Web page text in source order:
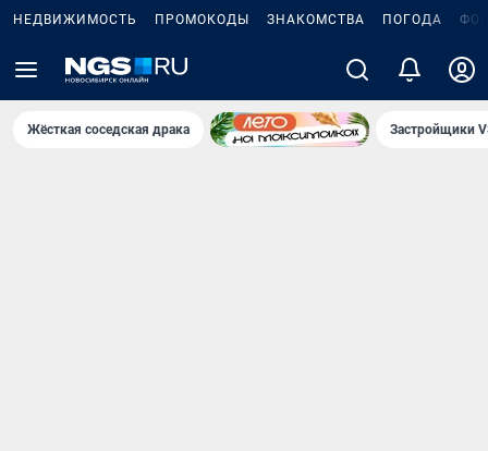
НЕДВИЖИМОСТЬ ПРОМОКОДЫ ЗНАКОМСТВА ПОГОДА
Жёсткая соседская драка Застройщики